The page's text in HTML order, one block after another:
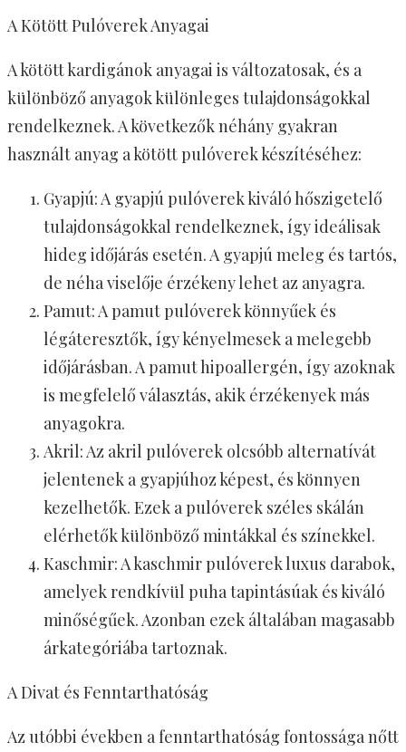
A Kötött Pulóverek Anyagai
A kötött kardigánok anyagai is változatosak, és a
különböző anyagok különleges tulajdonságokkal
rendelkeznek. A következők néhány gyakran
használt anyag a kötött pulóverek készítéséhez:
Gyapjú: A gyapjú pulóverek kiváló hőszigetelő
tulajdonságokkal rendelkeznek, így ideálisak
hideg időjárás esetén. A gyapjú meleg és tartós,
de néha viselője érzékeny lehet az anyagra.
Pamut: A pamut pulóverek könnyűek és
légáteresztők, így kényelmesek a melegebb
időjárásban. A pamut hipoallergén, így azoknak
is megfelelő választás, akik érzékenyek más
anyagokra.
Akril: Az akril pulóverek olcsóbb alternatívát
jelentenek a gyapjúhoz képest, és könnyen
kezelhetők. Ezek a pulóverek széles skálán
elérhetők különböző mintákkal és színekkel.
Kaschmir: A kaschmir pulóverek luxus darabok,
amelyek rendkívül puha tapintásúak és kiváló
minőségűek. Azonban ezek általában magasabb
árkategóriába tartoznak.
A Divat és Fenntarthatóság
Az utóbbi években a fenntarthatóság fontossága nőtt